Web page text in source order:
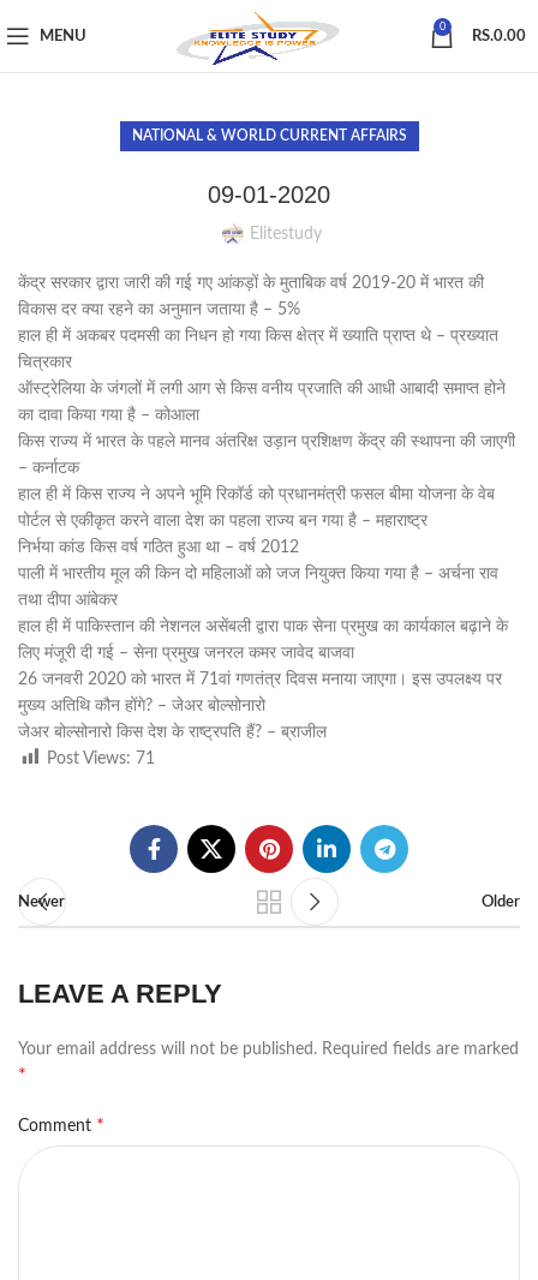
MENU
0
RS.0.00
NATIONAL & WORLD CURRENT AFFAIRS
09-01-2020
Elitestudy
केंद्र सरकार द्वारा जारी की गई गए आंकड़ों के मुताबिक वर्ष 2019-20 में भारत की
विकास दर क्या रहने का अनुमान जताया है – 5%
हाल ही में अकबर पदमसी का निधन हो गया किस क्षेत्र में ख्याति प्राप्त थे – प्रख्यात
चित्रकार
ऑस्ट्रेलिया के जंगलों में लगी आग से किस वनीय प्रजाति की आधी आबादी समाप्त होने
का दावा किया गया है – कोआला
किस राज्य में भारत के पहले मानव अंतरिक्ष उड़ान प्रशिक्षण केंद्र की स्थापना की जाएगी
– कर्नाटक
हाल ही में किस राज्य ने अपने भूमि रिकॉर्ड को प्रधानमंत्री फसल बीमा योजना के वेब
पोर्टल से एकीकृत करने वाला देश का पहला राज्य बन गया है – महाराष्ट्र
निर्भया कांड किस वर्ष गठित हुआ था – वर्ष 2012
पाली में भारतीय मूल की किन दो महिलाओं को जज नियुक्त किया गया है – अर्चना राव
तथा दीपा आंबेकर
हाल ही में पाकिस्तान की नेशनल असेंबली द्वारा पाक सेना प्रमुख का कार्यकाल बढ़ाने के
लिए मंजूरी दी गई – सेना प्रमुख जनरल कमर जावेद बाजवा
26 जनवरी 2020 को भारत में 71वां गणतंत्र दिवस मनाया जाएगा। इस उपलक्ष्य पर
मुख्य अतिथि कौन होंगे? – जेअर बोल्सोनारो
जेअर बोल्सोनारो किस देश के राष्ट्रपति हैं? – ब्राजील
Post Views: 71
Newer Older
LEAVE A REPLY
Your email address will not be published. Required fields are marked
*
Comment *